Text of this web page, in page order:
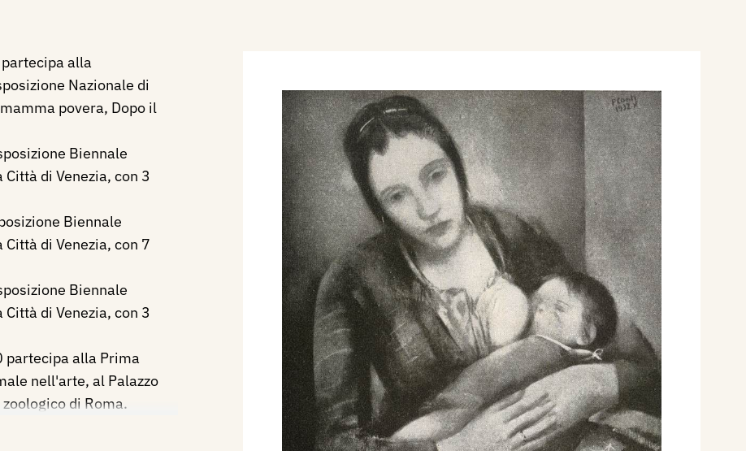
alla
Nazionale di
povera, Dopo il
Biennale
di Venezia, con 3
Biennale
di Venezia, con 7
Biennale
di Venezia, con 3
partecipa alla Prima
nell'arte, al Palazzo
di Roma.
Mostra del Sindacato